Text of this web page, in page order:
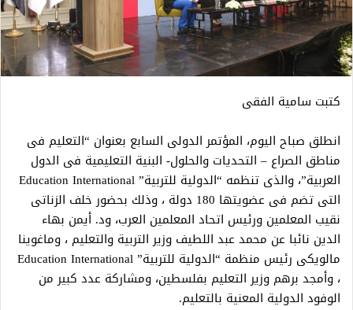
كتبت سامية الفقى
انطلق صباح اليوم، المؤتمر الدولى السابع بعنوان “التعليم فى
مناطق الصراع – التحديات والحلول- البنية التعليمية فى الدول
العربية”، والذى تنظمه “الدولية للتربية” Education International
التى تضم فى عضويتها 180 دولة ، وذلك بحضور خلف الزناتى
نقيب المعلمين ورئيس اتحاد المعلمين العرب، ود. أيمن بهاء
الدين نائبا عن محمد عبد اللطيف وزير التربية والتعليم ، وماغوينا
مالويكى رئيس منظمة “الدولية للتربية” Education International
، وأمجد برهم وزير التعليم بفلسطين، ومشاركة عدد كبير من
الوفود الدولية المعنية بالتعليم.